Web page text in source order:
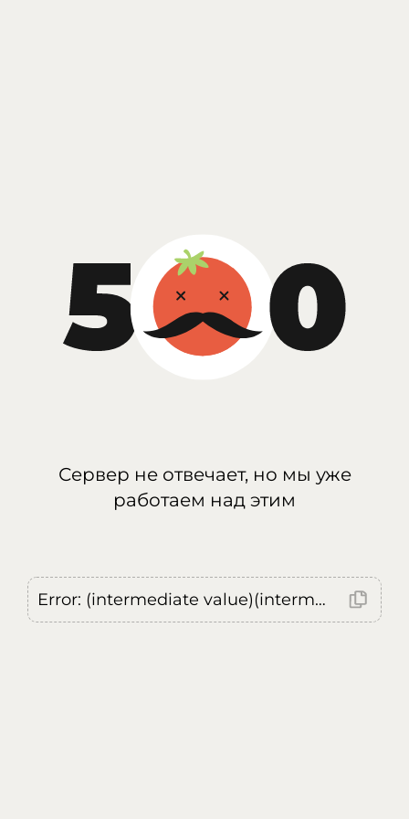
Сервер не отвечает, но мы уже
работаем над этим
Error: (intermediate value)(intermediate value)(intermediate value).replaceAll is not a function